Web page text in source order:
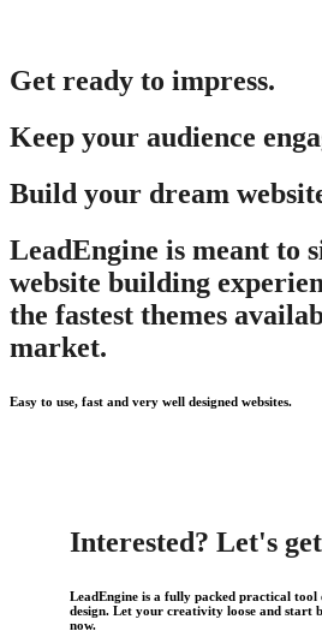
Get ready to impress.
Keep your audience
Build your dream
LeadEngine is meant to
website building
the fastest themes
market.
Easy to use, fast and very well designed websites.
Interested? Let's
LeadEngine is a fully packed practical
design. Let your creativity loose and start
now.